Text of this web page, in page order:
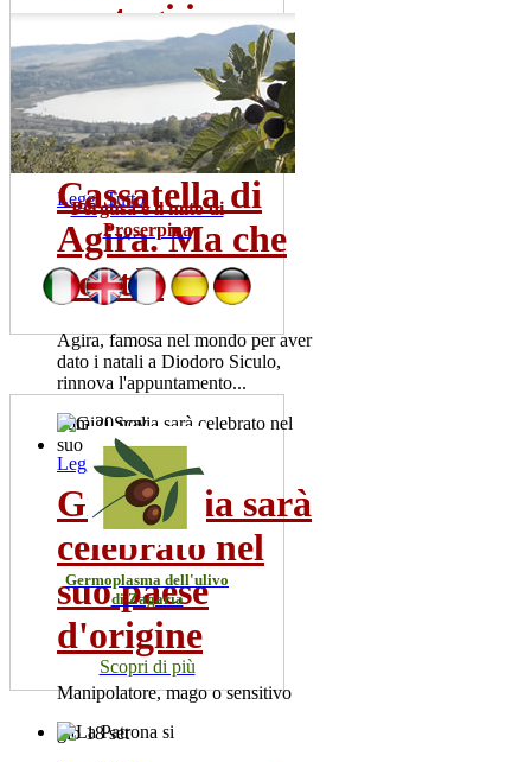
contagi in...
Sono una trentina gia' i tamponi
risultati positivi. La meta' dei
pazienti ricoverata...
mer 22 lug
Leggi Tutto
Cassatella di
Agira. Ma che
bontà!
Agira, famosa nel mondo per aver
dato i natali a Diodoro Siculo,
rinnova l'appuntamento...
dom 20 nov
Leggi Tutto
Gigi Scalia sarà
celebrato nel
suo paese
d'origine
Manipolatore, mago o sensitivo
gio 18 set
Pergusa e il mito di
Proserpina
Germoplasma dell'ulivo
di Zagaria
Scopri di più